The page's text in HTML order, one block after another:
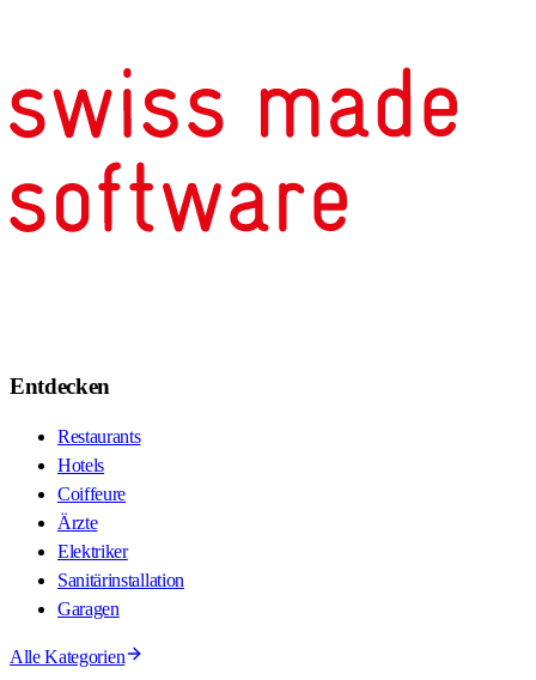
Entdecken
Restaurants
Hotels
Coiffeure
Ärzte
Elektriker
Sanitärinstallation
Garagen
Alle Kategorien